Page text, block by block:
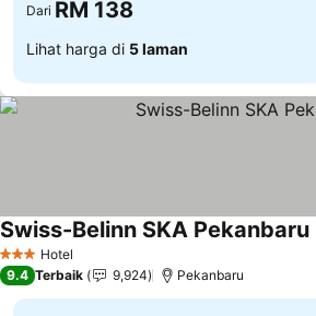
Dari RM 138
Lihat harga di 5 laman
3 BintangHotel
Swiss-Belinn SKA Pekanbaru
9.4 Terbaik 9,924 Pekanbaru